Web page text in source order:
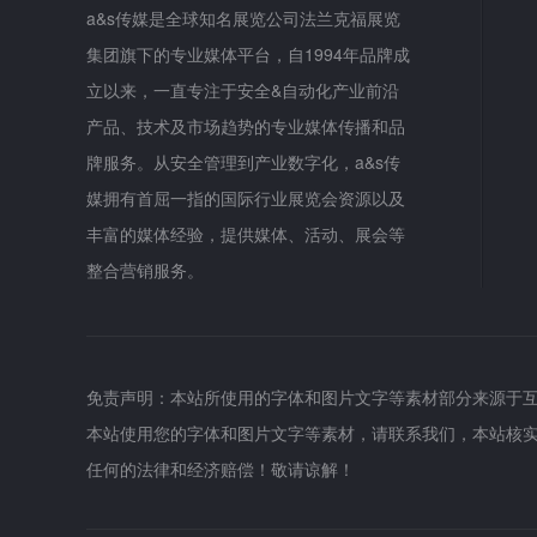
a&s传媒是全球知名展览公司法兰克福展览
集团旗下的专业媒体平台，自1994年品牌成
立以来，一直专注于安全&自动化产业前沿
产品、技术及市场趋势的专业媒体传播和品
牌服务。从安全管理到产业数字化，a&s传
媒拥有首屈一指的国际行业展览会资源以及
丰富的媒体经验，提供媒体、活动、展会等
整合营销服务。
免责声明：本站所使用的字体和图片文字等素材部分来源
本站使用您的字体和图片文字等素材，请联系我们，本站
任何的法律和经济赔偿！敬请谅解！